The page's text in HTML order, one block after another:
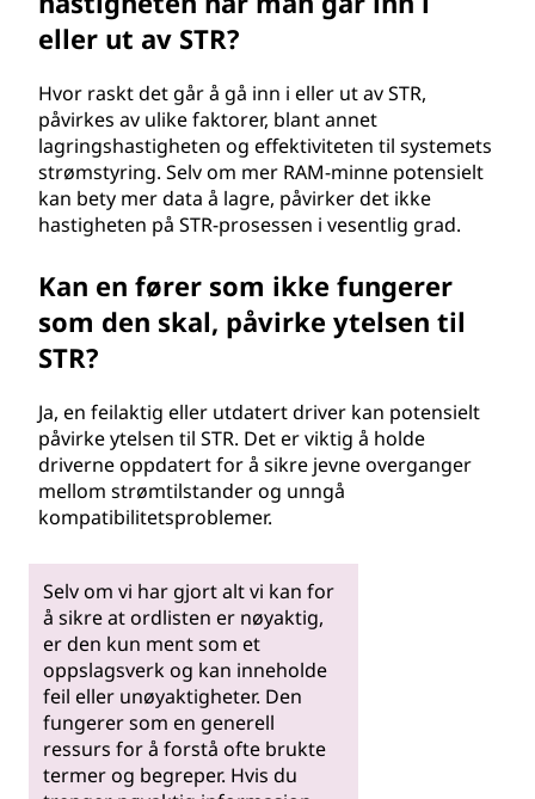
eller ut av STR?
Hvor raskt det går å gå inn i eller ut av STR,
påvirkes av ulike faktorer, blant annet
lagringshastigheten og effektiviteten til systemets
strømstyring. Selv om mer RAM-minne potensielt
kan bety mer data å lagre, påvirker det ikke
hastigheten på STR-prosessen i vesentlig grad.
Kan en fører som ikke fungerer
som den skal, påvirke ytelsen til
STR?
Ja, en feilaktig eller utdatert driver kan potensielt
påvirke ytelsen til STR. Det er viktig å holde
driverne oppdatert for å sikre jevne overganger
mellom strømtilstander og unngå
kompatibilitetsproblemer.
Selv om vi har gjort alt vi kan for
å sikre at ordlisten er nøyaktig,
er den kun ment som et
oppslagsverk og kan inneholde
feil eller unøyaktigheter. Den
fungerer som en generell
ressurs for å forstå ofte brukte
termer og begreper. Hvis du